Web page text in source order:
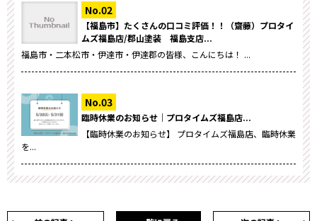
【福島市】たくさんの口コミ評価！！（齋藤）プロタイ
ムズ福島店/郡山塗装 福島支店...
福島市・二本松市・伊達市・伊達郡の皆様、こんにちは！ ...
臨時休業のお知らせ｜プロタイムズ福島店...
【臨時休業のお知らせ】 プロタイムズ福島店、臨時休業
を...